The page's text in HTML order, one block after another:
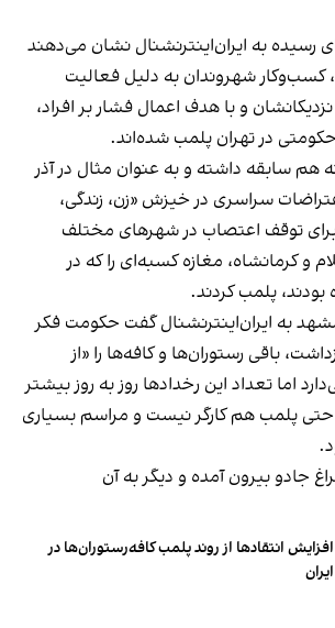
رسیده به ایران‌اینترنشنال نشان می‌دهند
کسب‌وکار شهروندان به دلیل فعالیت
و با هدف اعمال فشار بر افراد،
در تهران پلمب شده‌اند.
هم سابقه داشته و به عنوان مثال در آذر
اعتراضات سراسری در خیزش «زن، زندگی،
برای توقف اعتصاب در شهرهای مختلف
و کرمانشاه، مغازه کسبه‌ای را که در
پلمب کردند.
به ایران‌اینترنشنال گفت حکومت فکر
باقی رستوران‌ها و کافه‌ها را «از
اما تعداد این رخدادها روز به روز بیشتر
پلمب هم کارگر نیست و مراسم بسیاری
جادو بیرون آمده و دیگر به آن
افزایش انتقادها از روند پلمب کافه‌رستوران‌ها در
ایران